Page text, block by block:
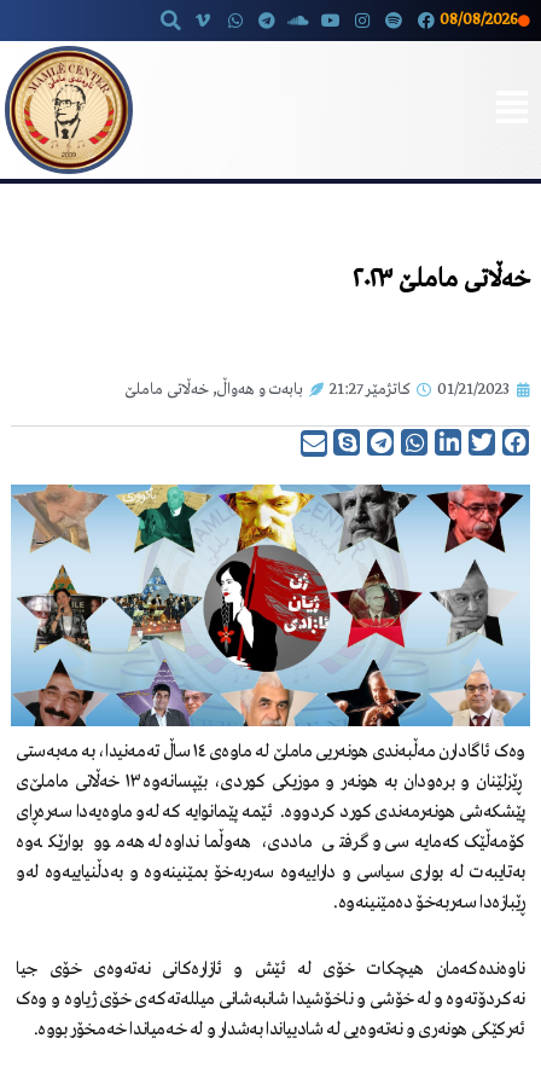
08/08/2026
خەڵاتی ماملێ ٢٠٢٣
01/21/2023 کاتژمێر 21:27 بابەت و هەواڵ, خەڵاتی ماملێ
وەک ئاگادارن مەڵبەندی هونەریی ماملێ لە ماوەی ١٤ ساڵ تەمەنیدا، بە مەبەستی
ڕێزلێنان و برەودان بە هونەر و موزیکی کوردی، بێپسانەوە ١٣ خەڵاتی ماملێ‌ی
پێشکەشی هونەرمەندی کورد کردووە. ئێمە پێمانوایە کە لەو ماوەیەدا سەرەڕای
کۆمەڵێک کەمایەسی و گرفتی ماددی، هەوڵمانداوە لە هەموو بوارێکەوە
بەتایبەت لە بواری سیاسی و داراییەوە سەربەخۆ بمێنینەوە و بەدڵنیاییەوە لەو
ڕێبازەدا سەربەخۆ دەمێنینەوە.
ناوەندەکەمان هیچکات خۆی لە ئێش و ئازارەکانی نەتەوەی خۆی جیا
نەکردۆتەوە و لە خۆشی و ناخۆشیدا شانبەشانی میللەتەکەی خۆی ژیاوە و وەک
ئەرکێکی هونەری و نەتەوەیی لە شادییاندا بەشدار و لە خەمیاندا خەمخۆر بووە.